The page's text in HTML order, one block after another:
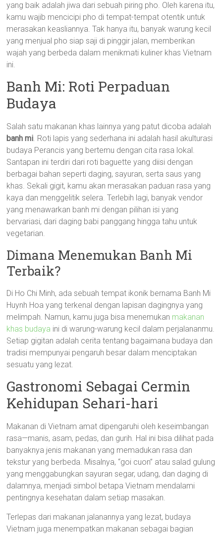
yang baik adalah jiwa dari sebuah piring pho. Oleh karena itu,
kamu wajib mencicipi pho di tempat-tempat otentik untuk
merasakan keasliannya. Tak hanya itu, banyak warung kecil
yang menjual pho siap saji di pinggir jalan, memberikan
wajah yang berbeda dalam menikmati kuliner khas Vietnam
ini.
Banh Mi: Roti Perpaduan
Budaya
Salah satu makanan khas lainnya yang patut dicoba adalah
banh mi. Roti lapis yang sederhana ini adalah hasil akulturasi
budaya Perancis yang bertemu dengan cita rasa lokal.
Santapan ini terdiri dari roti baguette yang diisi dengan
berbagai bahan seperti daging, sayuran, serta saus yang
khas. Sekali gigit, kamu akan merasakan paduan rasa yang
kaya dan menggelitik selera. Terlebih lagi, banyak vendor
yang menawarkan banh mi dengan pilihan isi yang
bervariasi, dari daging babi panggang hingga tahu untuk
vegetarian.
Dimana Menemukan Banh Mi
Terbaik?
Di Ho Chi Minh, ada sebuah tempat ikonik bernama Banh Mi
Huynh Hoa yang terkenal dengan lapisan dagingnya yang
melimpah. Namun, kamu juga bisa menemukan makanan
khas budaya ini di warung-warung kecil dalam perjalananmu.
Setiap gigitan adalah cerita tentang bagaimana budaya dan
tradisi mempunyai pengaruh besar dalam menciptakan
sesuatu yang lezat.
Gastronomi Sebagai Cermin
Kehidupan Sehari-hari
Makanan di Vietnam amat dipengaruhi oleh keseimbangan
rasa—manis, asam, pedas, dan gurih. Hal ini bisa dilihat pada
banyaknya jenis makanan yang memadukan rasa dan
tekstur yang berbeda. Misalnya, “goi cuon” atau salad gulung
yang menggabungkan sayuran segar, udang, dan daging di
dalamnya, menjadi simbol betapa Vietnam mendalami
pentingnya kesehatan dalam setiap masakan.
Terlepas dari makanan jalanannya yang lezat, budaya
Vietnam juga menempatkan makanan sebagai bagian